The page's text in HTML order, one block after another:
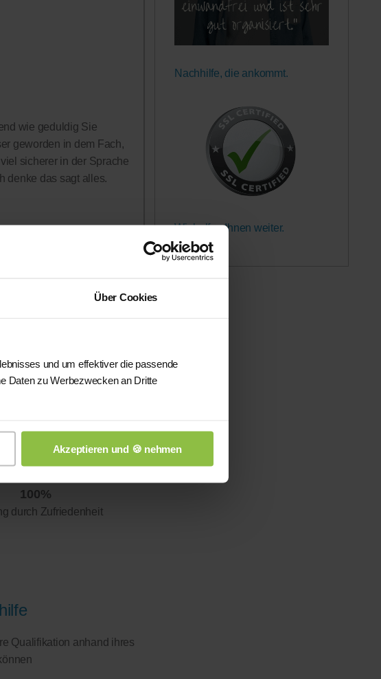
Über Cookies
und um effektiver die passende
Daten zu Werbezwecken an Dritte
Akzeptieren und 🍪 nehmen
Nachhilfe, die ankommt.
Wir helfen Ihnen weiter.
Garantiert.
wie geduldig Sie
geworden in dem Fach,
sicherer in der Sprache
denke das sagt alles.
Nachhilfelehrerinnen
die wir auch in Anspruch
machen werden!
100%
durch Zufriedenheit
Qualifikation anhand ihres